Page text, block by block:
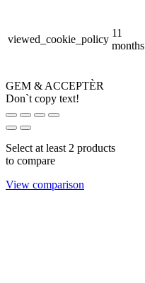
viewed_cookie_policy
11
months
GEM & ACCEPTÈR
Don`t copy text!
Select at least 2 products
to compare
View comparison